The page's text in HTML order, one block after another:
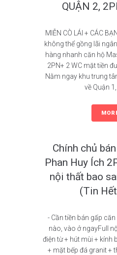
QUẬN 2,
MIỄN CÒ LÁI + CÁC
không thể gồng lãi
hàng nhanh căn hộ
2PN+ 2 WC mặt tiền
Nằm ngay khu trung
về Quận
Chính chủ
Phan Huy Ích
nội thất bao
(Tin
- Cần tiền bán gấp
nào, vào ở ngayFull
điện từ + hút mùi + kính
+ mặt bếp đá granit +